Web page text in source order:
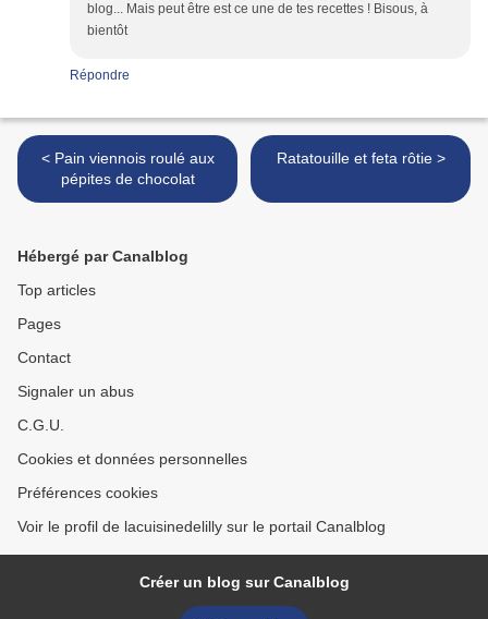
blog... Mais peut être est ce une de tes recettes ! Bisous, à
bientôt
Répondre
< Pain viennois roulé aux
pépites de chocolat
Ratatouille et feta rôtie >
Hébergé par Canalblog
Top articles
Pages
Contact
Signaler un abus
C.G.U.
Cookies et données personnelles
Préférences cookies
Voir le profil de lacuisinedelilly sur le portail Canalblog
Créer un blog sur Canalblog